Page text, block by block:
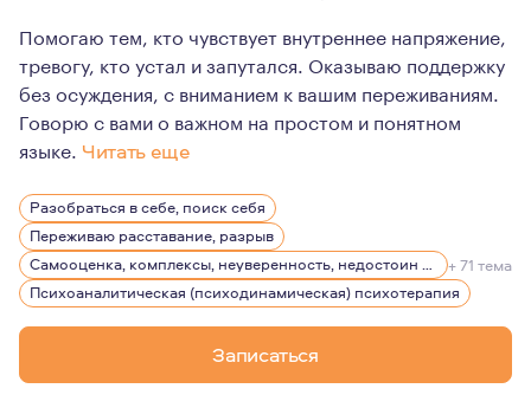
Помогаю тем, кто чувствует внутреннее напряжение,
тревогу, кто устал и запутался. Оказываю поддержку
без осуждения, с вниманием к вашим переживаниям.
Говорю с вами о важном на простом и понятном
языке. Читать еще
Более 11 лет личной терапии.
5 лет практики консультирования.
Образование: Магистр психологии (диплом с
Разобраться в себе, поиск себя
Переживаю расставание, разрыв
Самооценка, комплексы, неуверенность, недостоин своей должности или положения в обществе
+ 71 тема
Психоаналитическая (психодинамическая) психотерапия
Записаться